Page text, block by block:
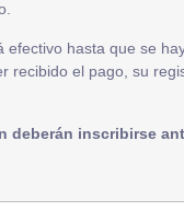
hasta que se
recibido el pago, su
inscribirse